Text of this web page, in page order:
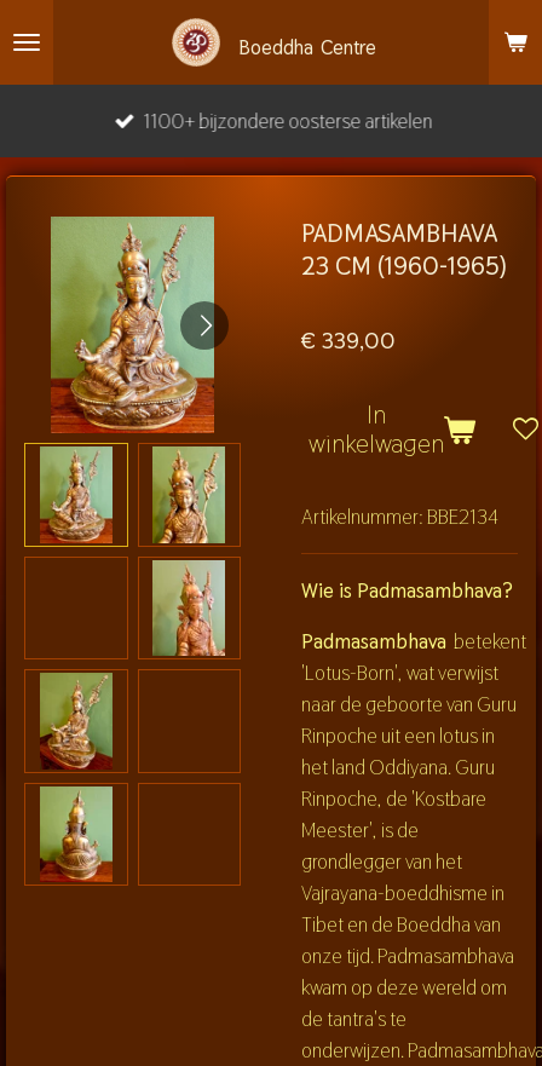
direct
naar
hoofdinhoud
Boeddha Centre
1100+ bijzondere oosterse artikelen
PADMASAMBHAVA
23 CM (1960-1965)
€ 339,00
In
winkelwagen
Artikelnummer:BBE2134
Wie is Padmasambhava?
Padmasambhava betekent
'Lotus-Born', wat verwijst
naar de geboorte van Guru
Rinpoche uit een lotus in
het land Oddiyana. Guru
Rinpoche, de 'Kostbare
Meester', is de
grondlegger van het
Vajrayana-boeddhisme in
Tibet en de Boeddha van
onze tijd. Padmasambhava
kwam op deze wereld om
de tantra's te
onderwijzen.